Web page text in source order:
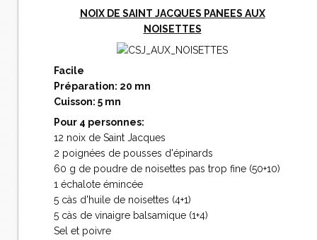
NOIX DE SAINT JACQUES PANEES AUX
NOISETTES
Facile
Préparation: 20 mn
Cuisson: 5 mn
Pour 4 personnes:
12 noix de Saint Jacques
2 poignées de pousses d'épinards
60 g de poudre de noisettes pas trop fine (50+10)
1 échalote émincée
5 càs d'huile de noisettes (4+1)
5 càs de vinaigre balsamique (1+4)
Sel et poivre